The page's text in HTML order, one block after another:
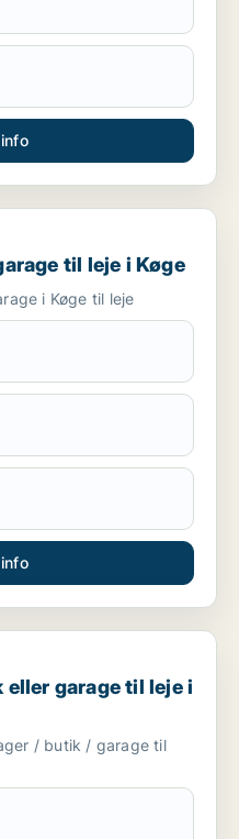
leje i Køge
til leje i Køge
i Køge til leje
til leje i Storkøbenhavn
eller garage til leje i
/ butik / garage til